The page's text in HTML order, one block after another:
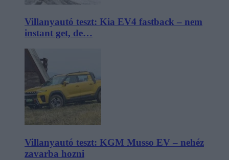
Villanyautó teszt: Kia EV4 fastback – nem
instant get, de…
Villanyautó teszt: KGM Musso EV – nehéz
zavarba hozni